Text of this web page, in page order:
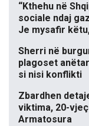
“Kthehu në
sociale ndaj
Je mysafir
Sherri në
plagoset
si nisi konflikti
Zbardhen
viktima, 20-
Armatosura